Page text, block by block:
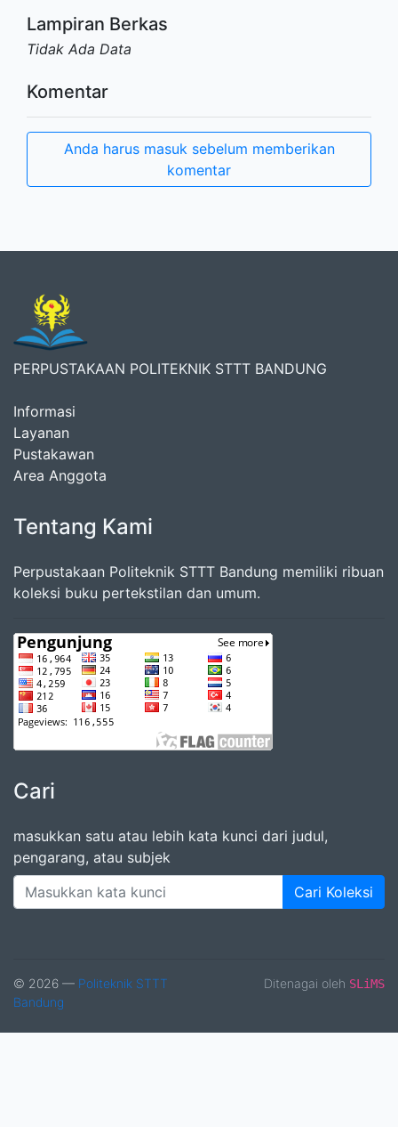
Lampiran Berkas
Tidak Ada Data
Komentar
Anda harus masuk sebelum memberikan
komentar
PERPUSTAKAAN POLITEKNIK STTT BANDUNG
Informasi
Layanan
Pustakawan
Area Anggota
Tentang Kami
Perpustakaan Politeknik STTT Bandung memiliki ribuan
koleksi buku pertekstilan dan umum.
Cari
masukkan satu atau lebih kata kunci dari judul,
pengarang, atau subjek
Cari Koleksi
© 2026 — Politeknik STTT
Bandung
Ditenagai oleh SLiMS